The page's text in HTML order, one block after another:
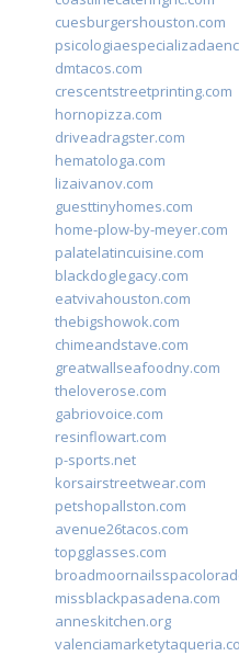
cuesburgershouston.com
dmtacos.com
crescentstreetprinting.com
hornopizza.com
driveadragster.com
hematologa.com
lizaivanov.com
guesttinyhomes.com
home-plow-by-meyer.com
palatelatincuisine.com
blackdoglegacy.com
eatvivahouston.com
thebigshowok.com
chimeandstave.com
greatwallseafoodny.com
theloverose.com
gabriovoice.com
resinflowart.com
p-sports.net
korsairstreetwear.com
petshopallston.com
avenue26tacos.com
topgglasses.com
missblackpasadena.com
anneskitchen.org